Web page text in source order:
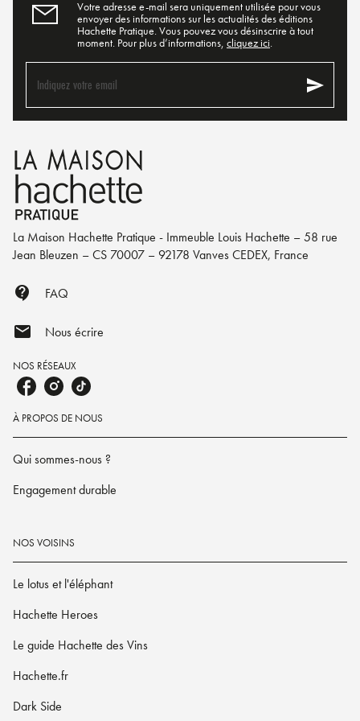
Votre adresse e-mail sera uniquement utilisée pour vous
envoyer des informations sur les actualités des éditions
Hachette Pratique. Vous pouvez vous désinscrire à tout
moment. Pour plus d’informations, cliquez ici.
Indiquez votre email send
La Maison Hachette Pratique - Immeuble Louis Hachette – 58 rue
Jean Bleuzen – CS 70007 – 92178 Vanves CEDEX, France
contact_support FAQ
mail Nous écrire
NOS RÉSEAUX
À PROPOS DE NOUS
Qui sommes-nous ?
Engagement durable
NOS VOISINS
Le lotus et l'éléphant
Hachette Heroes
Le guide Hachette des Vins
Hachette.fr
Dark Side